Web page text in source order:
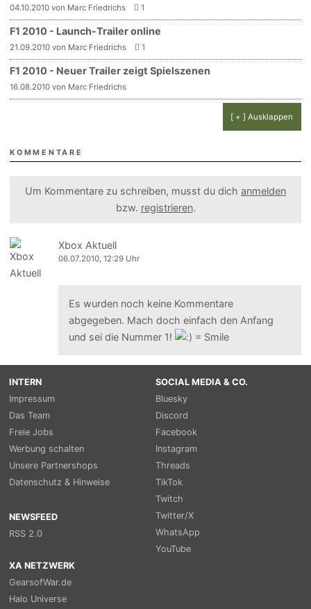
04.10.2010 von Marc Friedrichs 1
F1 2010 - Launch-Trailer online
21.09.2010 von Marc Friedrichs 1
F1 2010 - Neuer Trailer zeigt Spielszenen
16.08.2010 von Marc Friedrichs
[ + ] Ausklappen
KOMMENTARE
Um Kommentare zu schreiben, musst du dich anmelden
bzw. registrieren.
Xbox Aktuell
06.07.2010, 12:29 Uhr
Es wurden noch keine Kommentare
abgegeben. Mach doch einfach den Anfang
und sei die Nummer 1!
INTERN
Impressum
Das Team
Freie Jobs
Werbung schalten
Unsere Partnershops
Datenschutz & Hinweise
NEWSFEED
RSS 2.0
SOCIAL MEDIA & CO.
Bluesky
Discord
Facebook
Instagram
Threads
TikTok
Twitch
Twitter/X
WhatsApp
YouTube
XA NETZWERK
GearsofWar.de
Halo Universe